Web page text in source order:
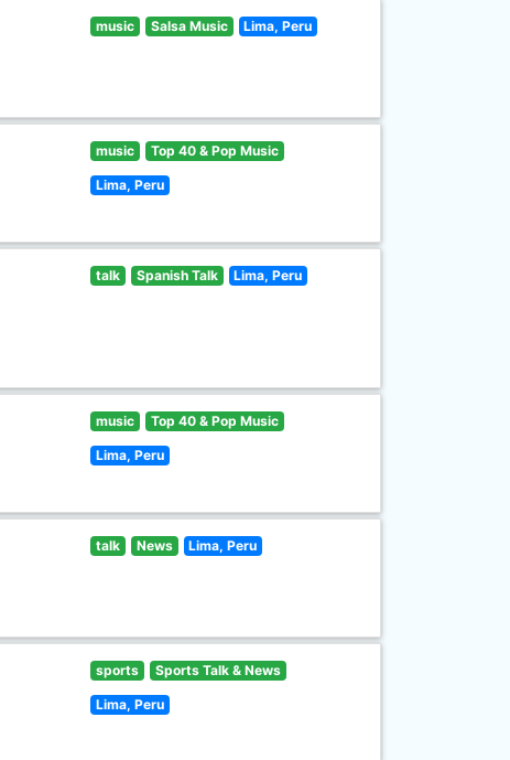
music Salsa Music Lima, Peru
music Top 40 & Pop Music
Lima, Peru
talk Spanish Talk Lima, Peru
music Top 40 & Pop Music
Lima, Peru
talk News Lima, Peru
sports Sports Talk & News
Lima, Peru